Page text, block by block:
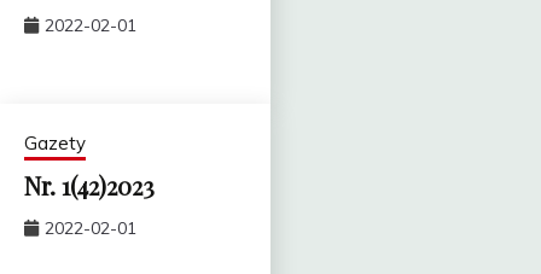
2022-02-01
Gazety
Nr. 1(42)2023
2022-02-01